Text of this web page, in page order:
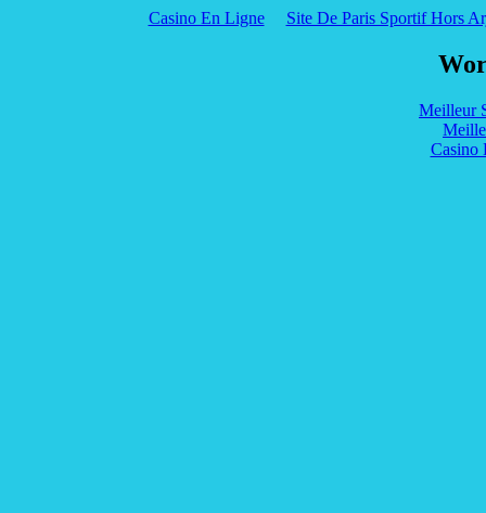
Casino En Ligne Site De Paris Sportif Hors
Meilleur
Casino